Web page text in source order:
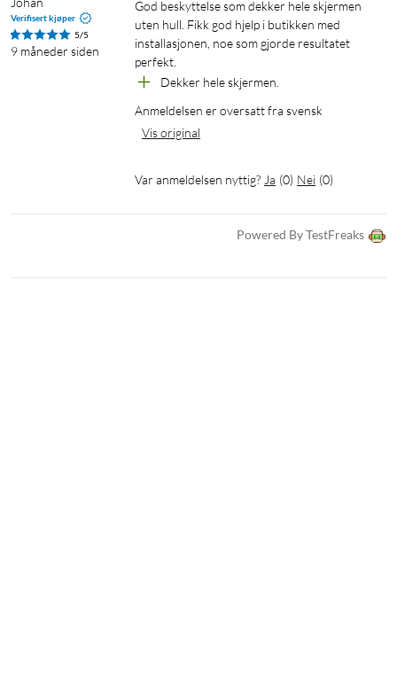
Verifisert kjøper
5/5
9 måneder siden
God beskyttelse som dekker hele skjermen
uten hull. Fikk god hjelp i butikken med
installasjonen, noe som gjorde resultatet
perfekt.
Dekker hele skjermen.
Anmeldelsen er oversatt fra svensk
Vis original
Var anmeldelsen nyttig? Ja (0) Nei (0)
Powered By TestFreaks